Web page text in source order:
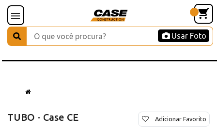
Usar Foto
TUBO - Case CE Adicionar Favorito